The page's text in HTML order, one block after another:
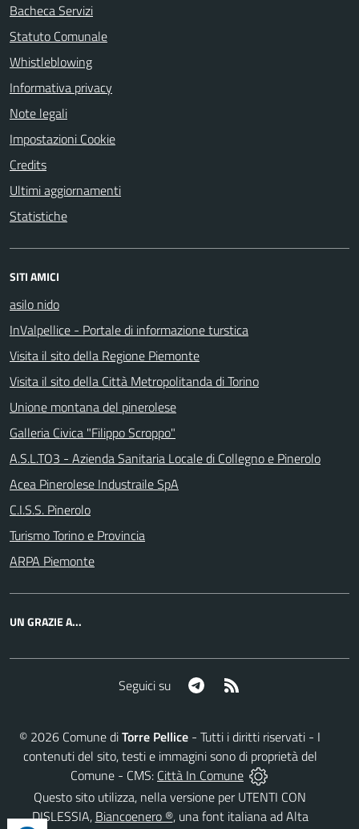
Bacheca Servizi
Statuto Comunale
Whistleblowing
Informativa privacy
Note legali
Impostazioni Cookie
Credits
Ultimi aggiornamenti
Statistiche
SITI AMICI
asilo nido
InValpellice - Portale di informazione turstica
Visita il sito della Regione Piemonte
Visita il sito della Città Metropolitanda di Torino
Unione montana del pinerolese
Galleria Civica "Filippo Scroppo"
A.S.L.TO3 - Azienda Sanitaria Locale di Collegno e Pinerolo
Acea Pinerolese Industraile SpA
C.I.S.S. Pinerolo
Turismo Torino e Provincia
ARPA Piemonte
UN GRAZIE A...
Seguici su Telegram
© 2026 Comune diTorre Pellice - Tutti i diritti riservati - I
contenuti del sito, testi e immagini sono di proprietà del
Comune - CMS: Città In Comune
Questo sito utilizza, nella versione per UTENTI CON
DISLESSIA, Biancoenero ®, una font italiana ad Alta